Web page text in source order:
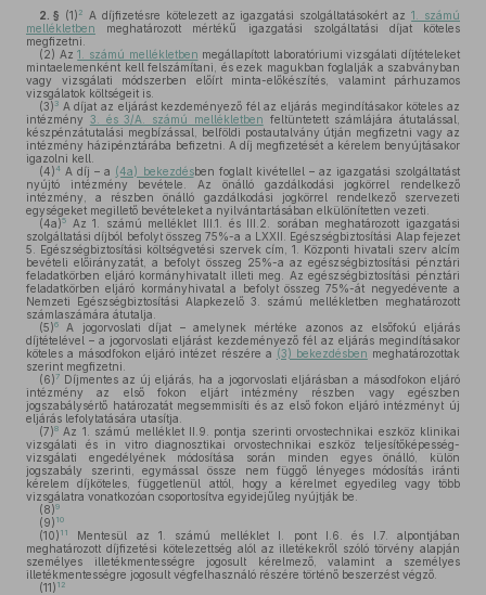
2. § (1) 2 A díjfizetésre kötelezett az igazgatási szolgáltatásokért az1. számú
mellékletben meghatározott mértékű igazgatási szolgáltatási díjat köteles
megfizetni.
(2) Az1. számú mellékletben megállapított laboratóriumi vizsgálati díjtételeket
mintaelemenként kell felszámítani, és ezek magukban foglalják a szabványban
vagy vizsgálati módszerben előírt minta-előkészítés, valamint párhuzamos
vizsgálatok költségeit is.
(3) 3 A díjat az eljárást kezdeményező fél az eljárás megindításakor köteles az
intézmény 3. és 3/A. számú mellékletben feltüntetett számlájára átutalással,
készpénzátutalási megbízással, belföldi postautalvány útján megfizetni vagy az
intézmény házipénztárába befizetni. A díj megfizetését a kérelem benyújtásakor
igazolni kell.
(4)4 A díj – a (4a) bekezdésben foglalt kivétellel – az igazgatási szolgáltatást
nyújtó intézmény bevétele. Az önálló gazdálkodási jogkörrel rendelkező
intézmény, a részben önálló gazdálkodási jogkörrel rendelkező szervezeti
egységeket megillető bevételeket a nyilvántartásában elkülönítetten vezeti.
(4a)5
Az 1. számú melléklet III.1. és III.2. sorában meghatározott igazgatási
szolgáltatási díjból befolyt összeg 75%-a a LXXII. Egészségbiztosítási Alap fejezet
5. Egészségbiztosítási költségvetési szervek cím, 1. Központi hivatali szerv alcím
bevételi előirányzatát, a befolyt összeg 25%-a az egészségbiztosítási pénztári
feladatkörben eljáró kormányhivatalt illeti meg. Az egészségbiztosítási pénztári
feladatkörben eljáró kormányhivatal a befolyt összeg 75%-át negyedévente a
Nemzeti Egészségbiztosítási Alapkezelő 3. számú mellékletben meghatározott
számlaszámára átutalja.
(5)6
A jogorvoslati díjat – amelynek mértéke azonos az elsőfokú eljárás
díjtételével – a jogorvoslati eljárást kezdeményező fél az eljárás megindításakor
köteles a másodfokon eljáró intézet részére a (3) bekezdésben meghatározottak
szerint megfizetni.
(6)7 Díjmentes az új eljárás, ha a jogorvoslati eljárásban a másodfokon eljáró
intézmény az első fokon eljárt intézmény részben vagy egészben
jogszabálysértő határozatát megsemmisíti és az első fokon eljáró intézményt új
eljárás lefolytatására utasítja.
(7)8 Az 1. számú melléklet II.9. pontja szerinti orvostechnikai eszköz klinikai
vizsgálati és in vitro diagnosztikai orvostechnikai eszköz teljesítőképesség-
vizsgálati engedélyének módosítása során minden egyes önálló, külön
jogszabály szerinti, egymással össze nem függő lényeges módosítás iránti
kérelem díjköteles, függetlenül attól, hogy a kérelmet egyedileg vagy több
vizsgálatra vonatkozóan csoportosítva egyidejűleg nyújtják be.
(8)9
(9) 10
(10) 11
Mentesül az 1. számú melléklet I. pont I.6. és I.7. alpontjában
meghatározott díjfizetési kötelezettség alól az illetékekről szóló törvény alapján
személyes illetékmentességre jogosult kérelmező, valamint a személyes
illetékmentességre jogosult végfelhasználó részére történő beszerzést végző.
(11) 12